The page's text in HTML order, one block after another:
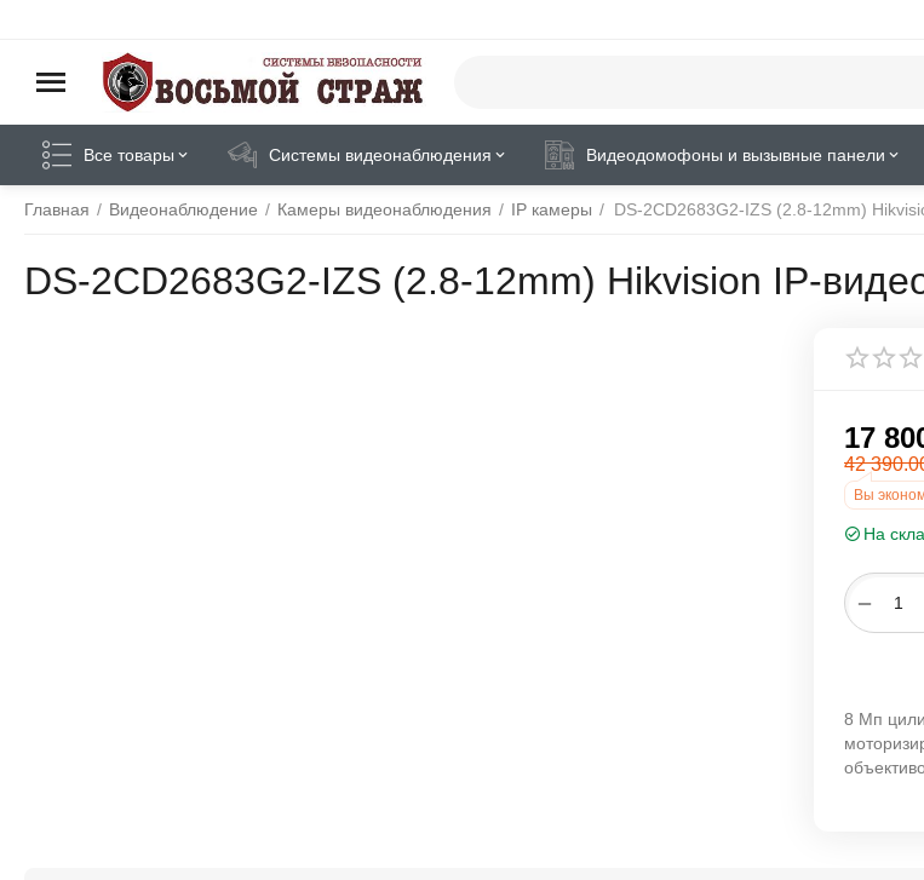
Все товары Системы видеонаблюдения Видеодомофоны и вызывные панели
Главная / Видеонаблюдение / Камеры видеонаблюдения / IP камеры / DS-2CD2683G2-IZS (2.8-12mm)
DS-2CD2683G2-IZS (2.8-12mm) Hikvision IP-
17
42
Вы
На
−
8 Мп